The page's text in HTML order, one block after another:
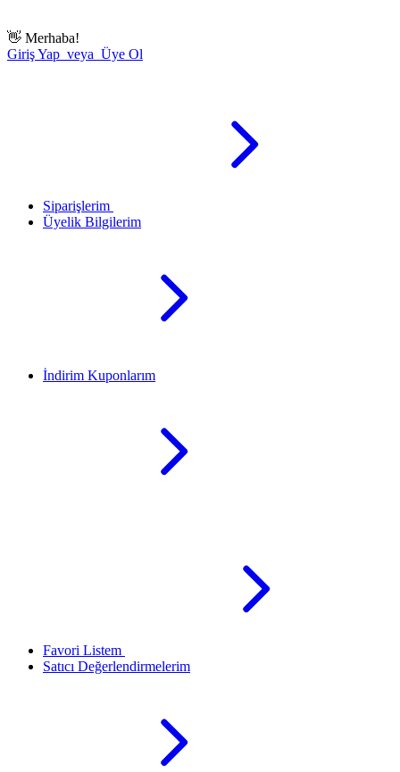
👋 Merhaba!
Giriş Yap veya Üye Ol
Siparişlerim
Üyelik Bilgilerim
İndirim Kuponlarım
Favori Listem
Satıcı Değerlendirmelerim